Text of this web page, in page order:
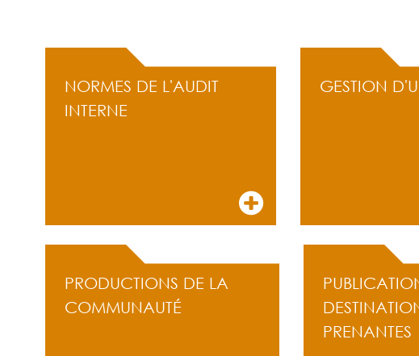
NORMES DE L'AUDIT
INTERNE
GESTION
PRODUCTIONS DE LA
COMMUNAUTÉ
PRENANTES